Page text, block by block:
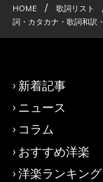
HOME / 歌詞リスト
詞・カタカナ・歌詞和訳
新着記事
ニュース
コラム
おすすめ洋楽
洋楽ランキング